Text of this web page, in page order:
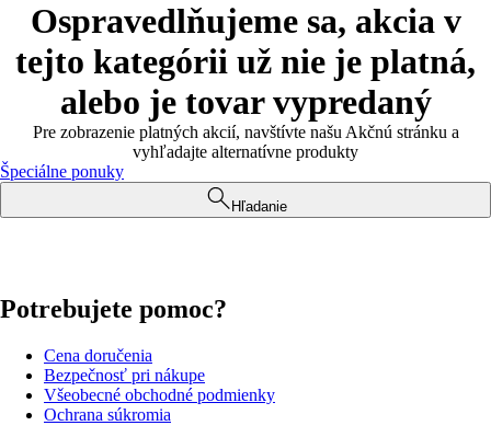
Ospravedlňujeme sa, akcia v
tejto kategórii už nie je platná,
alebo je tovar vypredaný
Pre zobrazenie platných akcií, navštívte našu Akčnú stránku a
vyhľadajte alternatívne produkty
Špeciálne ponuky
Hľadanie
Potrebujete pomoc?
Cena doručenia
Bezpečnosť pri nákupe
Všeobecné obchodné podmienky
Ochrana súkromia